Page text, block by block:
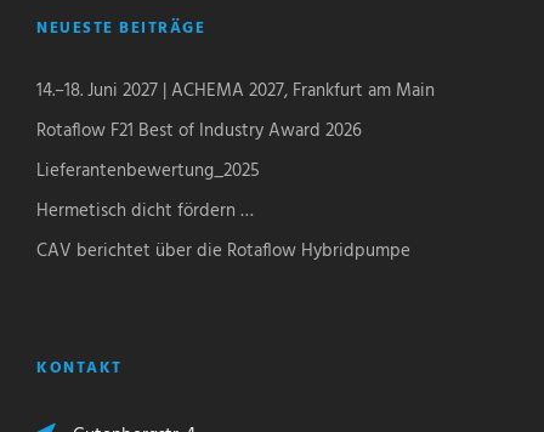
NEUESTE BEITRÄGE
14.–18. Juni 2027 | ACHEMA 2027, Frankfurt am Main
Rotaflow F21 Best of Industry Award 2026
Lieferantenbewertung_2025
Hermetisch dicht fördern …
CAV berichtet über die Rotaflow Hybridpumpe
KONTAKT